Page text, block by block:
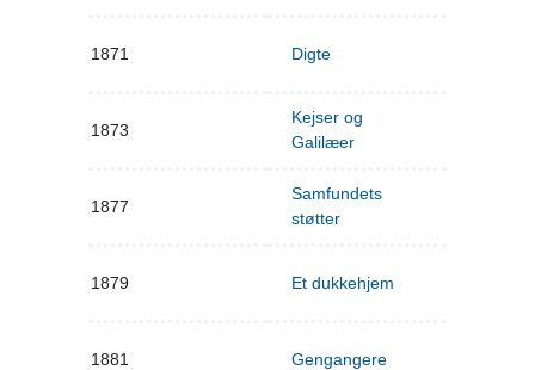
1871 Digte
1873
Kejser og
Galilæer
1877
Samfundets
støtter
1879 Et dukkehjem
1881 Gengangere